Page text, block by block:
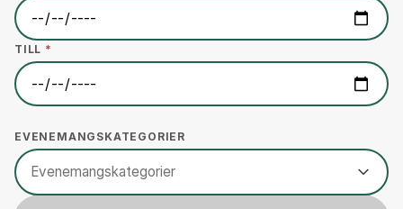
TILL *
EVENEMANGSKATEGORIER
Evenemangskategorier